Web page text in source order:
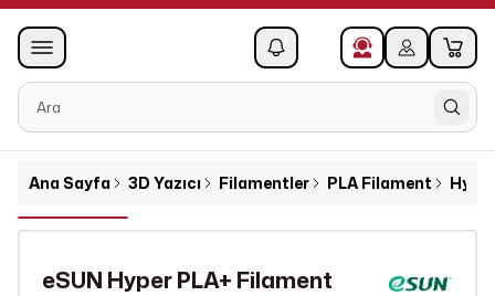
0
Ana Sayfa 3D Yazıcı Filamentler PLA Filament
eSUN Hyper PLA+ Filament